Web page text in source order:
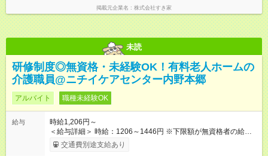
掲載元企業名 株式会社すき家
未読
研修制度◎無資格・未経験OK！有料老人ホームの
介護職員@ニチイケアセンター内野本郷
アルバイト 職種未経験OK
給与
時給1,206円～
＜給与詳細＞ 時給：1206～1446円 ※下限額が無資格者の給与
です。 【試用期間】試用期間あり 試用期間の長さ：3ヶ月 雇用
形態、給与は本採用時と同じです。
交通費別途支給あり